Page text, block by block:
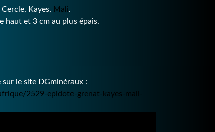
Kayes, Mali.
haut et 3 cm au plus épais.
le site DGminéraux :
2529-epidote-grenat-kayes-mali-